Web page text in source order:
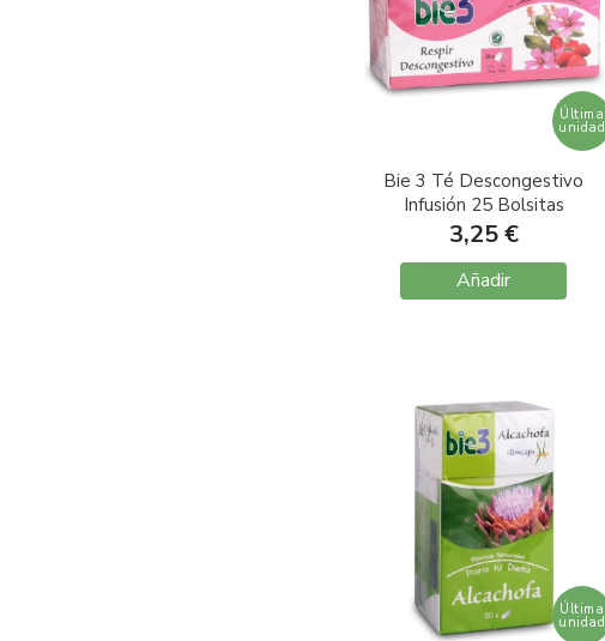
Última
unidad
Bie 3 Té Descongestivo
Infusión 25 Bolsitas
3,25 €
Añadir
Última
unidad